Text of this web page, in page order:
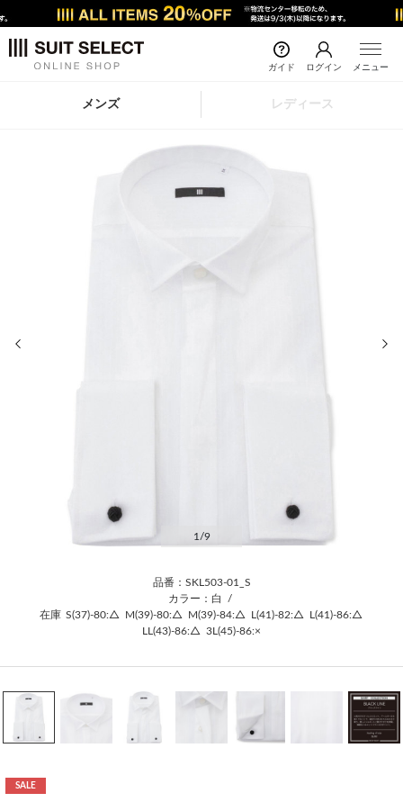
ガイド ログイン メニュー
メンズ レディース
1 /9
品番：SKL503-01_S
カラー：白
/
在庫 S(37)-80:△ M(39)-80:△ M(39)-84:△ L(41)-82:△
L(41)-86:△
LL(43)-86:△ 3L(45)-86:×
SALE